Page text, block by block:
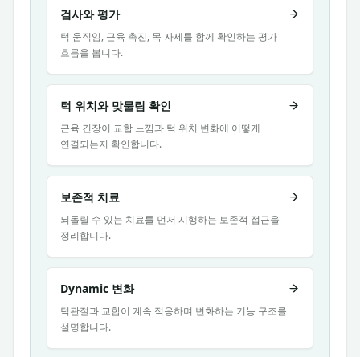
검사와 평가
턱 움직임, 근육 촉진, 목 자세를 함께 확인하는 평가
흐름을 봅니다.
턱 위치와 맞물림 확인
근육 긴장이 교합 느낌과 턱 위치 변화에 어떻게
연결되는지 확인합니다.
보존적 치료
되돌릴 수 있는 치료를 먼저 시행하는 보존적 접근을
정리합니다.
Dynamic 변화
턱관절과 교합이 계속 적응하며 변화하는 기능 구조를
설명합니다.